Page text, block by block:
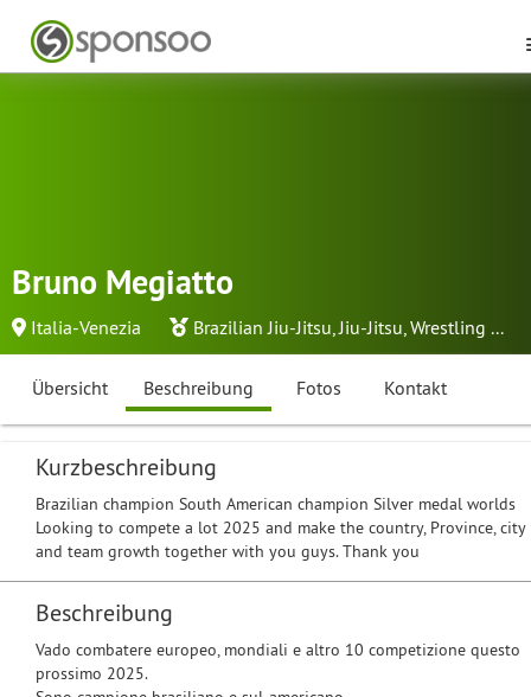
Bruno Megiatto
Italia-Venezia Brazilian Jiu-Jitsu,Jiu-Jitsu,Wrestling ...
Übersicht Beschreibung Fotos Kontakt
Kurzbeschreibung
Brazilian champion South American champion Silver medal worlds
Looking to compete a lot 2025 and make the country, Province, city
and team growth together with you guys. Thank you
Beschreibung
Vado combatere europeo, mondiali e altro 10 competizione questo
prossimo 2025.